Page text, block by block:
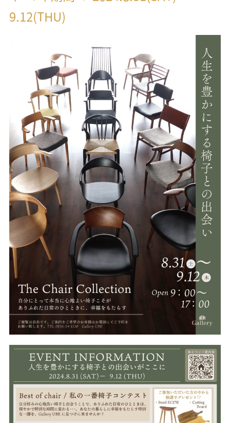
9.12(THU)